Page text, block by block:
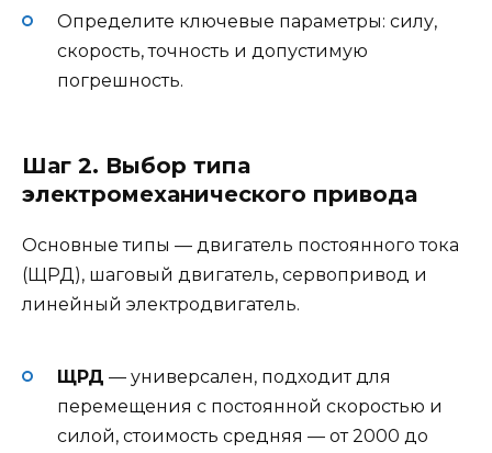
Определите ключевые параметры: силу,
скорость, точность и допустимую
погрешность.
Шаг 2. Выбор типа
электромеханического привода
Основные типы — двигатель постоянного тока
(ЩРД), шаговый двигатель, сервопривод и
линейный электродвигатель.
ЩРД — универсален, подходит для
перемещения с постоянной скоростью и
силой, стоимость средняя — от 2000 до